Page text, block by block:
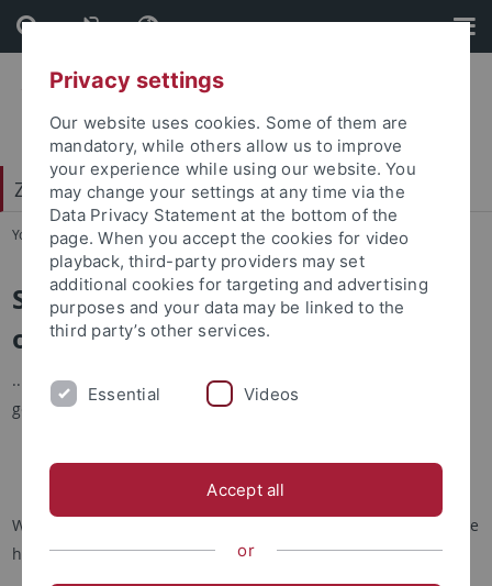
Skip
to
content
Skip
to
footer
Zentrum für Datenverarbeitung (ZDV)
You are here: Startseite ... Oft gefragt
Sie benötigen einen neuen Dienst
oder haben ein Problem?
...dann finden Sie hier Antworten auf die häufigsten Fragen,
geordnet nach Kundengruppen:
Wenn Sie bereits genau wissen, was Sie benötigen kommen Sie
hier direkt zu denAnträgen
Privacy settings
Our website uses cookies. Some of them are
mandatory, while others allow us to improve
your experience while using our website. You
may change your settings at any time via the
Data Privacy Statement at the bottom of the
page. When you accept the cookies for video
playback, third-party providers may set
additional cookies for targeting and advertising
purposes and your data may be linked to the
third party’s other services.
Essential Videos
Accept all
or